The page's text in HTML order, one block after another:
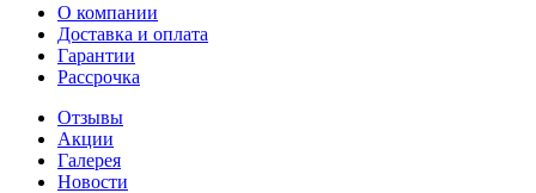
О компании
Доставка и оплата
Гарантии
Рассрочка
Отзывы
Акции
Галерея
Новости